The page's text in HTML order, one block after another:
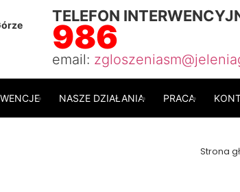
TELEFON
986
email:
NASZE DZIAŁANIA PRACA
Strona